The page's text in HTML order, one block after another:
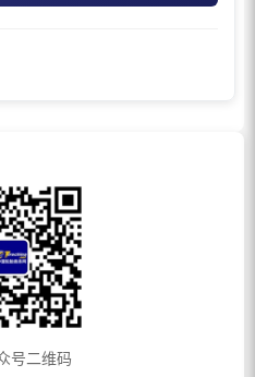
号二维码